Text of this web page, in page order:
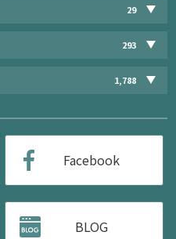
29
293
1,788
Facebook
BLOG